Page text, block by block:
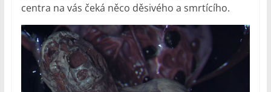
centra na vás čeká něco děsivého a smrtícího.